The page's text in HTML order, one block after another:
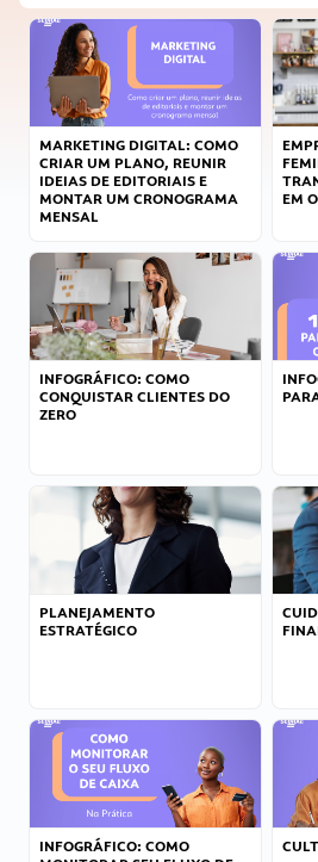
MARKETING DIGITAL: COMO
CRIAR UM PLANO, REUNIR
IDEIAS DE EDITORIAIS E
MONTAR UM CRONOGRAMA
MENSAL
EM
INFOGRÁFICO: COMO
CONQUISTAR CLIENTES DO
ZERO
PLANEJAMENTO
ESTRATÉGICO
INFOGRÁFICO: COMO